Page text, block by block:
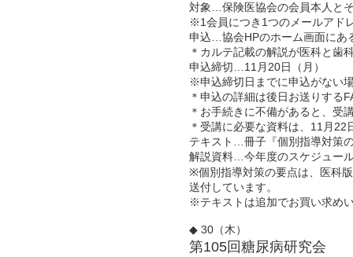
対象…保険医協会の会員本人と
※1会員につき1つのメールアド
申込…協会HPのホーム画面にあ
＊カルテ記載の解説が医科と歯
申込締切…11月20日（月）
※申込締切日までに申込がない
＊申込の詳細は後日お送りする
＊お手続きに不備があると、受
＊受講に必要な資料は、11月
テキスト…冊子『個別指導対策
解説資料…今年度のスケジュー
※個別指導対策の要点は、医科
送付しています。
※テキストは追加でお買い求め
◆ 30（木）
第105回糖尿病研究会